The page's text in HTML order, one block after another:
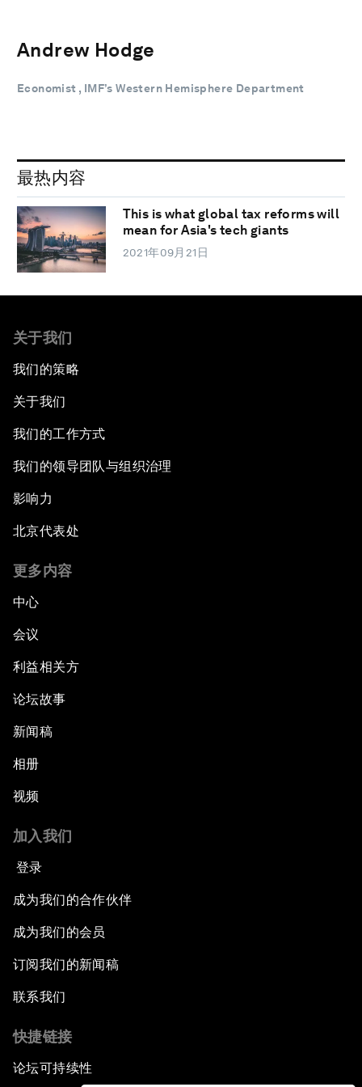
Andrew Hodge
Economist , IMF’s Western Hemisphere Department
最热内容
This is what global tax reforms will
mean for Asia's tech giants
2021年09月21日
关于我们
我们的策略
关于我们
我们的工作方式
我们的领导团队与组织治理
影响力
北京代表处
更多内容
中心
会议
利益相关方
论坛故事
新闻稿
相册
视频
加入我们
登录
成为我们的合作伙伴
成为我们的会员
订阅我们的新闻稿
联系我们
快捷链接
论坛可持续性